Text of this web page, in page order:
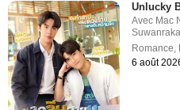
Unlucky
Avec Mac
Romance,
6 août